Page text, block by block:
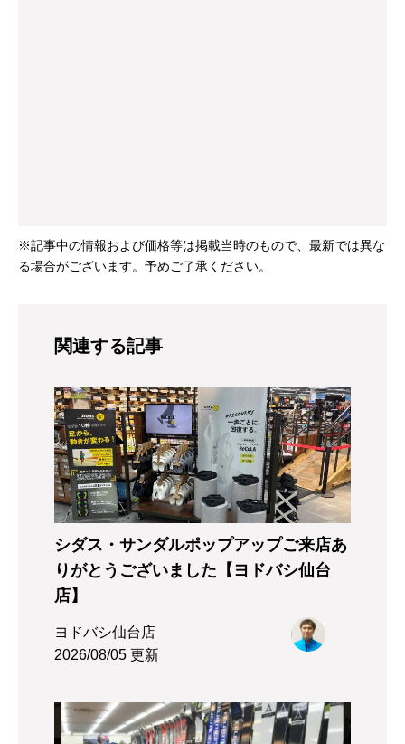
※記事中の情報および価格等は掲載当時のもので、最新では異な
る場合がございます。予めご了承ください。
関連する記事
シダス・サンダルポップアップご来店あ
りがとうございました【ヨドバシ仙台
店】
ヨドバシ仙台店
2026/08/05 更新